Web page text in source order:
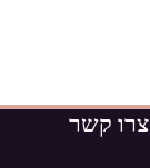
צרו קשר